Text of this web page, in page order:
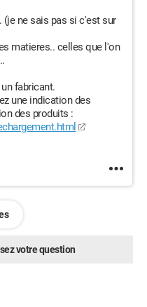
(je ne sais pas si c'est sur
matieres.. celles que l'on
fabricant.
une indication des
des produits :
votre question